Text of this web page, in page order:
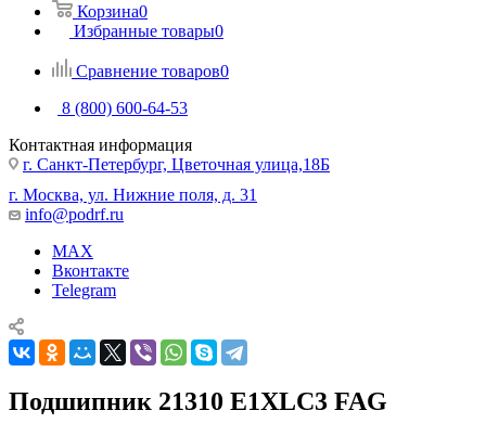
Корзина0
Избранные товары0
Сравнение товаров0
8 (800) 600-64-53
Контактная информация
г. Санкт-Петербург, Цветочная улица,18Б
г. Москва, ул. Нижние поля, д. 31
info@podrf.ru
MAX
Вконтакте
Telegram
Подшипник 21310 E1XLC3 FAG